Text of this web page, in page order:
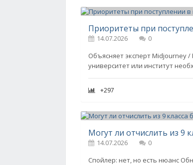
14.07.2026
0
Объясняет эксперт Midjourney
университет или институт
+297
Могут ли отчислить из 9
14.07.2026
0
Спойлер: нет, но есть нюанс